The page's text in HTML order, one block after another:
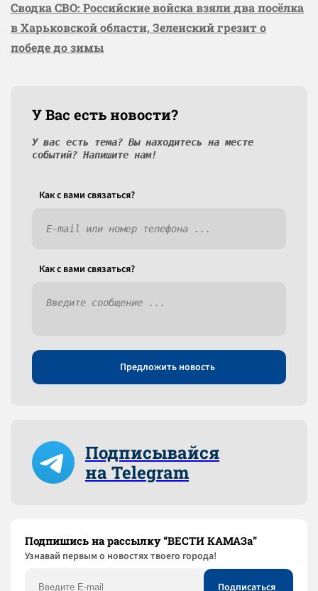
Сводка СВО: Российские войска взяли два посёлка
в Харьковской области, Зеленский грезит о
победе до зимы
У Вас есть новости?
У вас есть тема? Вы находитесь на месте
событий? Напишите нам!
Как c вами связаться?
Как c вами связаться?
Предложить новость
Подписывайся
на Telegram
Подпишись на рассылку “ВЕСТИ КАМАЗа”
Узнaвай первым о новостях твоего города!